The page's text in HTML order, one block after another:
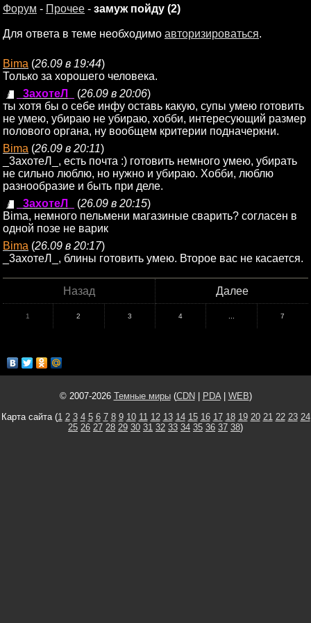
Форум - Прочее - замуж пойду (2)
Для ответа в теме необходимо авторизироваться.
Bima (26.09 в 19:44)
Только за хорошего человека.
_3ахотеЛ_
(26.09 в 20:06)
ты хотя бы о себе инфу оставь какую, супы умею готовить
не умею, убираю не убираю, хобби, интересующий размер
полового органа, ну вообщем критерии подначеркни.
Bima (26.09 в 20:11)
_3ахотеЛ_, есть почта :) готовить немного умею, убирать
не сильно люблю, но нужно и убираю. Хобби, люблю
разнообразие и быть при деле.
_3ахотеЛ_
(26.09 в 20:15)
Bima, немного пельмени магазиные сварить? согласен в
одной позе не варик
Bima (26.09 в 20:17)
_3ахотеЛ_, блины готовить умею. Второе вас не касается.
Назад Далее
1 2 3 4 7
© 2007-2026 Темные миры(CDN PDA| WEB)
Карта сайта (1 2 3 4 5 6 7 8 9 10 11 12 13 14 15 16 17 18 19 20 21 22 23 24
25 26 27 28 29 30 31 32 33 34 35 36 37 38)